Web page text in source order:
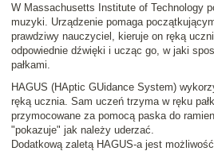
W Massachusetts Institute of Technology
muzyki . Urządzenie pomaga
prawdziwy nauczyciel, kieruje on ręką
odpowiednie dźwięki i ucząc go, w jaki
pałkami.
HAGUS (HAptic GUidance System)
ręką ucznia. Sam uczeń trzyma w ręku
przymocowane za pomocą paska do
"pokazuje" jak należy uderzać.
Dodatkową zaletą HAGUS-a jest